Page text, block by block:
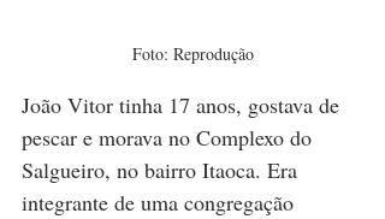
Foto: Reprodução
João Vitor tinha 17 anos, gostava de
pescar e morava no Complexo do
Salgueiro, no bairro Itaoca. Era
integrante de uma congregação